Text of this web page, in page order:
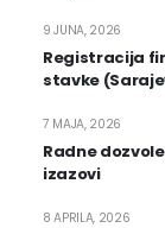
Registracija
stavke
9 JUNA, 2026
Radne
izazovi
7 MAJA, 2026
8 APRILA, 2026